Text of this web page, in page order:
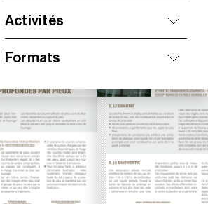
Activités
Formats
NOS NOUVEAUTÉS